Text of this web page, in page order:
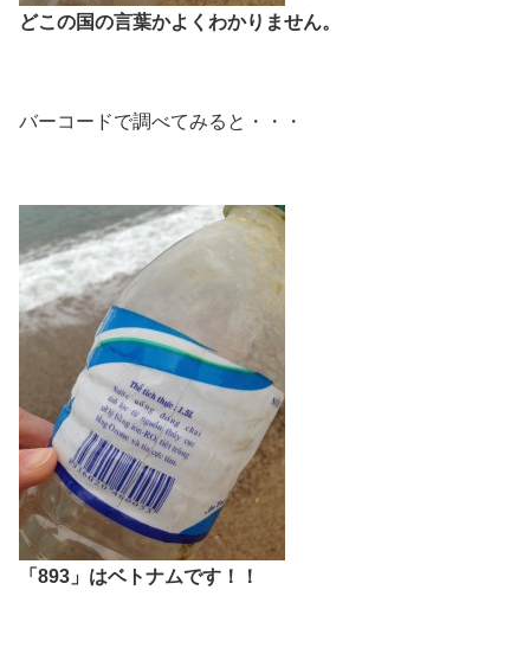
どこの国の言葉かよくわかりません。
バーコードで調べてみると・・・
「893」はベトナムです！！